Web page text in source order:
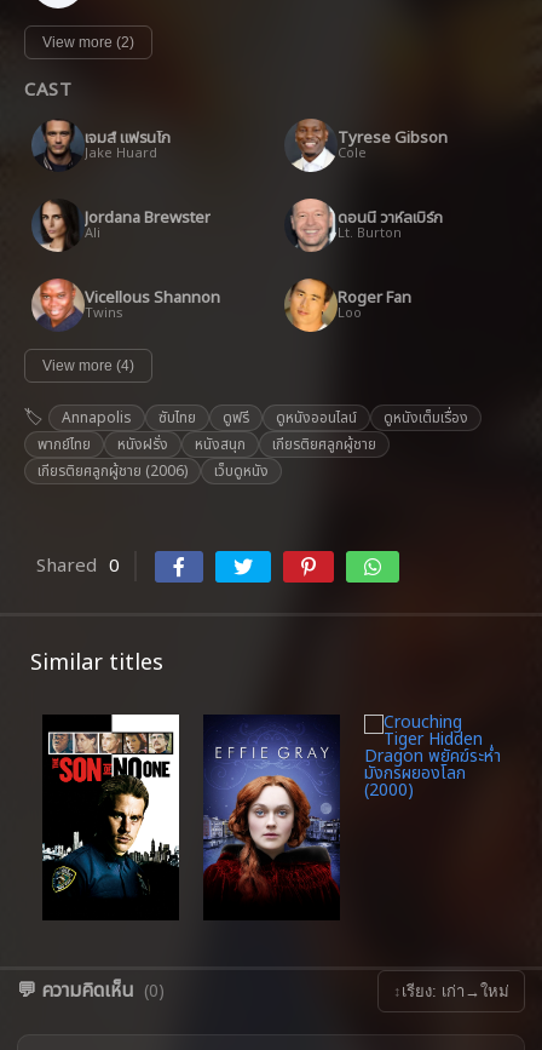
View more (2)
CAST
เจมส์ แฟรนโก
Jake Huard
Tyrese Gibson
Cole
Jordana Brewster
Ali
ดอนนี่ วาห์ลเบิร์ก
Lt. Burton
Vicellous Shannon
Twins
Roger Fan
Loo
View more (4)
Annapolis ซับไทย ดูฟรี ดูหนังออนไลน์
ดูหนังเต็มเรื่อง
พากย์ไทย
หนังฝรั่ง หนังสนุก
เกียรติยศลูกผู้ชาย
เกียรติยศลูกผู้ชาย (2006)
เว็บดูหนัง
Shared 0
Similar titles
💬 ความคิดเห็น (0) ↕ เรียง: เก่า→ใหม่